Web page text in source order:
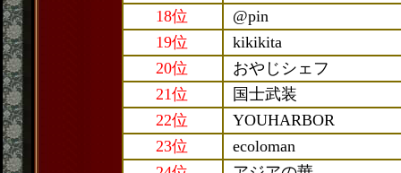
18位
@pin
19位
kikikita
20位
おやじシェフ
21位
国士武装
22位
YOUHARBOR
23位
ecoloman